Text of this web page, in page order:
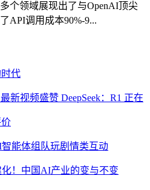
个领域展现出了与OpenAI顶尖
API调用成本90%-9...
代
新视频盛赞 DeepSeek：R1 正在
能体组队玩剧情类互动
！中国AI产业的变与不变